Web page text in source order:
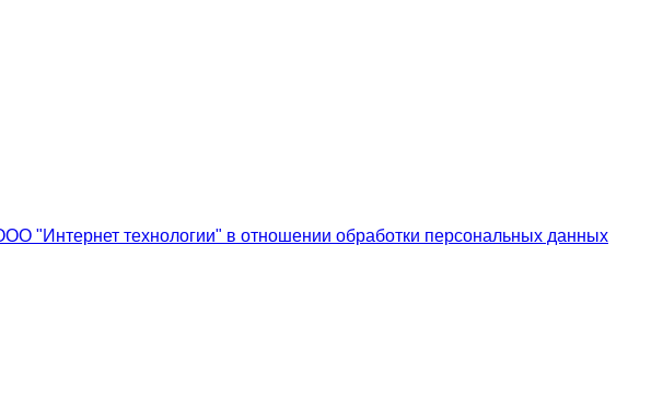
"Интернет технологии" в отношении обработки персональных данных